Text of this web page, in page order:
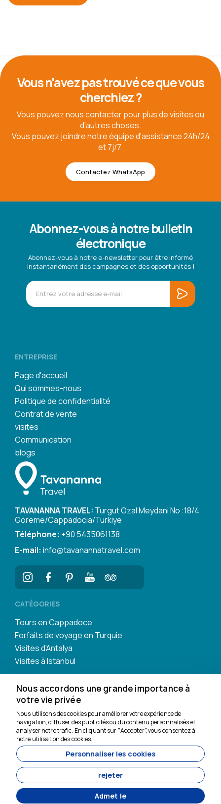
Vous n'avez pas trouvé ce que vous
cherchiez ?
Vous pouvez nous contacter pour plus de visites ou
d'autres choses.
Vous pouvez joindre notre équipe d'assistance 24h/24
et 7j/7.
Contactez WhatsApp
Abonnez-vous à notre bulletin
électronique
Abonnez-vous à notre e-newsletter pour être informé
instantanément des campagnes et des opportunités !
ENTREPRISE
Page d'accueil
Qui sommes-nous
Politique de confidentialité
Contrat de vente
visites
Communication
blogs
TAVANANNA TRAVEL: Turgut Ozal Meydani No :18/4
Goreme/Cappadocia/Turkiye
Téléphone: +90 5435061138
E-mail: info@tavanannatravel.com
CATÉGORIES
Tours en Cappadoce
Forfaits de voyage en Turquie
Visites d'Antalya
Visites à Istanbul
11200
Tavananna Travel - 11200
Développé par
Nous accordons une grande importance à
votre vie privée
Nous utilisons des cookies pour améliorer votre expérience de
navigation, diffuser des publicités ou du contenu personnalisés et
analyser notre trafic. En cliquant sur "Accepter", vous consentez à
notre utilisation des cookies.
Personnaliser les cookies
rejeter
Admet le
Nous sommes là pour
vous aider